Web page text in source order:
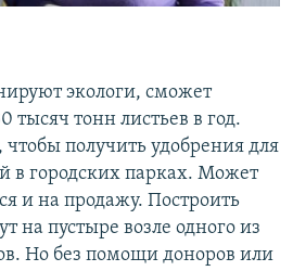
экологи, сможет
тысяч тонн листьев в год.
чтобы получить удобрения для
в городских парках. Может
и на продажу. Построить
на пустыре возле одного из
Но без помощи доноров или